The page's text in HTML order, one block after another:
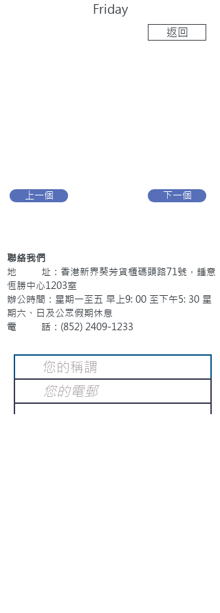
Friday
返回
上一個 下一個
聯絡我們
地 址：香港新界葵芳貨櫃碼頭路71號，鍾意
恆勝中心1203室
辦公時間：星期一至五 早上9: 00 至下午5: 30 星
期六、日及公眾假期休息
電 話：(852) 2409-1233